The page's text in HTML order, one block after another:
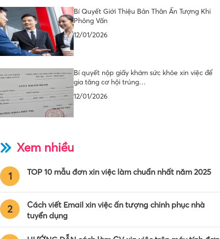
Bí Quyết Giới Thiệu Bản Thân Ấn Tượng Khi
Phỏng Vấn
12/01/2026
Bí quyết nộp giấy khám sức khỏe xin việc để
gia tăng cơ hội trúng…
12/01/2026
Xem nhiều
1 TOP 10 mẫu đơn xin việc làm chuẩn nhất năm 2025
2
Cách viết Email xin việc ấn tượng chinh phục nhà
tuyển dụng